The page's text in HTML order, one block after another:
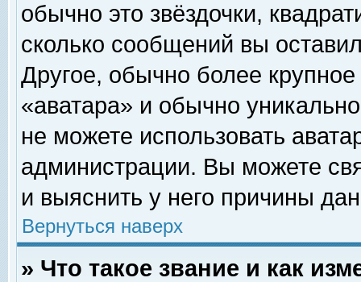
обычно это звёздочки,
сколько сообщений вы
Другое, обычно более
«аватара» и обычно
не можете использовать
администрации. Вы можете
и выяснить у него причины
Вернуться наверх
» Что такое звание и как